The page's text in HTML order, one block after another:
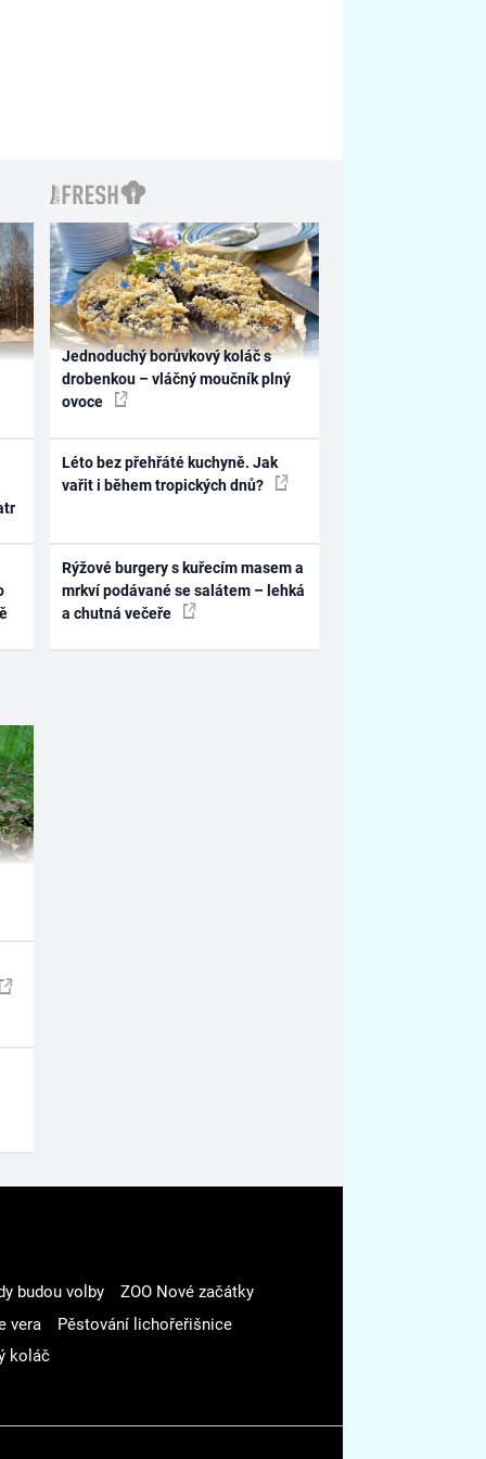
Jednoduchý borůvkový koláč s
drobenkou – vláčný moučník plný
ovoce
Léto bez přehřáté kuchyně. Jak
vařit i během tropických dnů?
Rýžové burgery s kuřecím masem a
mrkví podávané se salátem – lehká
a chutná večeře
budou volby
ZOO Nové začátky
vera
Pěstování lichořeřišnice
koláč